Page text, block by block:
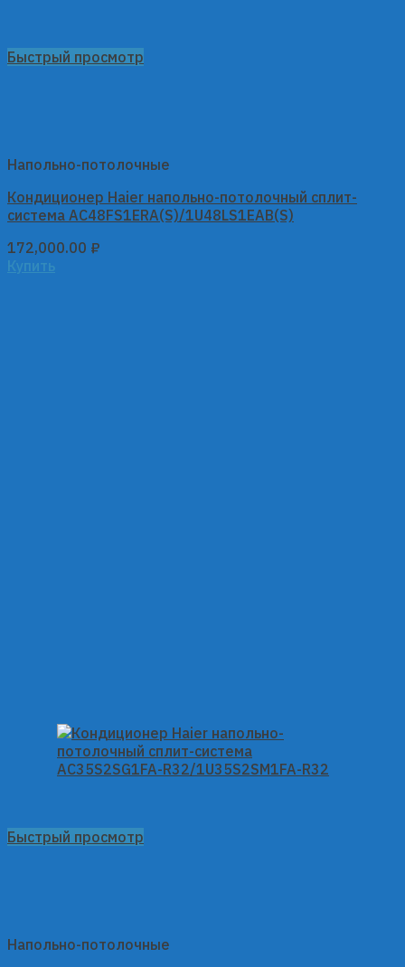
Быстрый просмотр
Напольно-потолочные
Кондиционер Haier напольно-потолочный сплит-
система AC48FS1ERA(S)/1U48LS1EAB(S)
172,000.00 ₽
Купить
Быстрый просмотр
Напольно-потолочные